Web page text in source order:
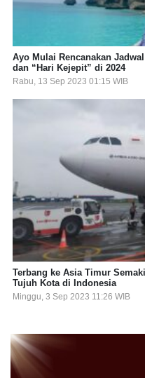
Ayo Mulai Rencanakan
dan “Hari Kejepit” di 2024
Rabu, 13 Sep 2023 01:15 WIB
Terbang ke Asia Timur
Tujuh Kota di Indonesia
Minggu, 3 Sep 2023 11:26 WIB